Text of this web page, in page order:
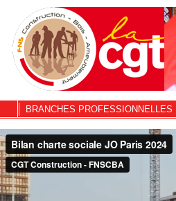
BRANCHES PROFESSIONNELLES